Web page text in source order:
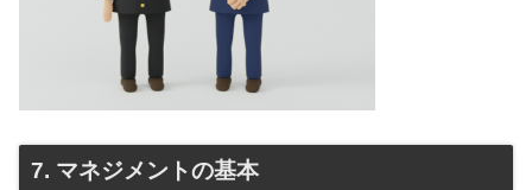
7. マネジメントの基本